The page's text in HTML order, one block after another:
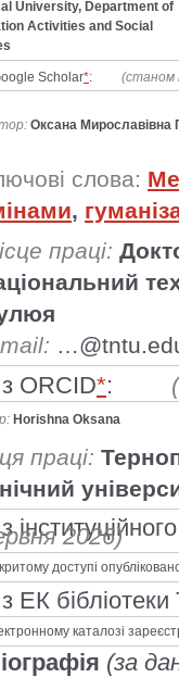
University, Department of
Activities and Social
Scholar*: (станом
Оксана Мирославівна
слова:
,
праці:
ORCID*:
Horishna Oksana
праці:
2026)
доступі
ЕК
каталозі
(за